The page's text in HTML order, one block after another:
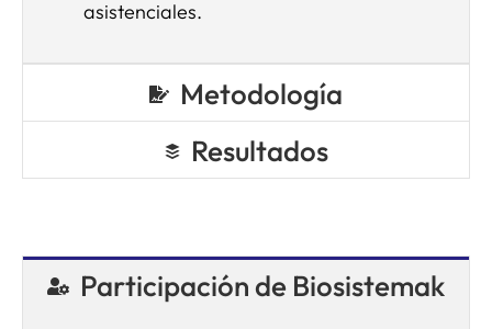
asistenciales.
Metodología
Resultados
Participación de Biosistemak